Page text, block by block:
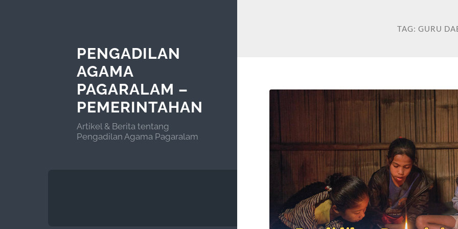
PENGADILAN
AGAMA
PAGARALAM –
PEMERINTAHAN
Artikel & Berita tentang
Pengadilan Agama Pagaralam
TAG:GURU